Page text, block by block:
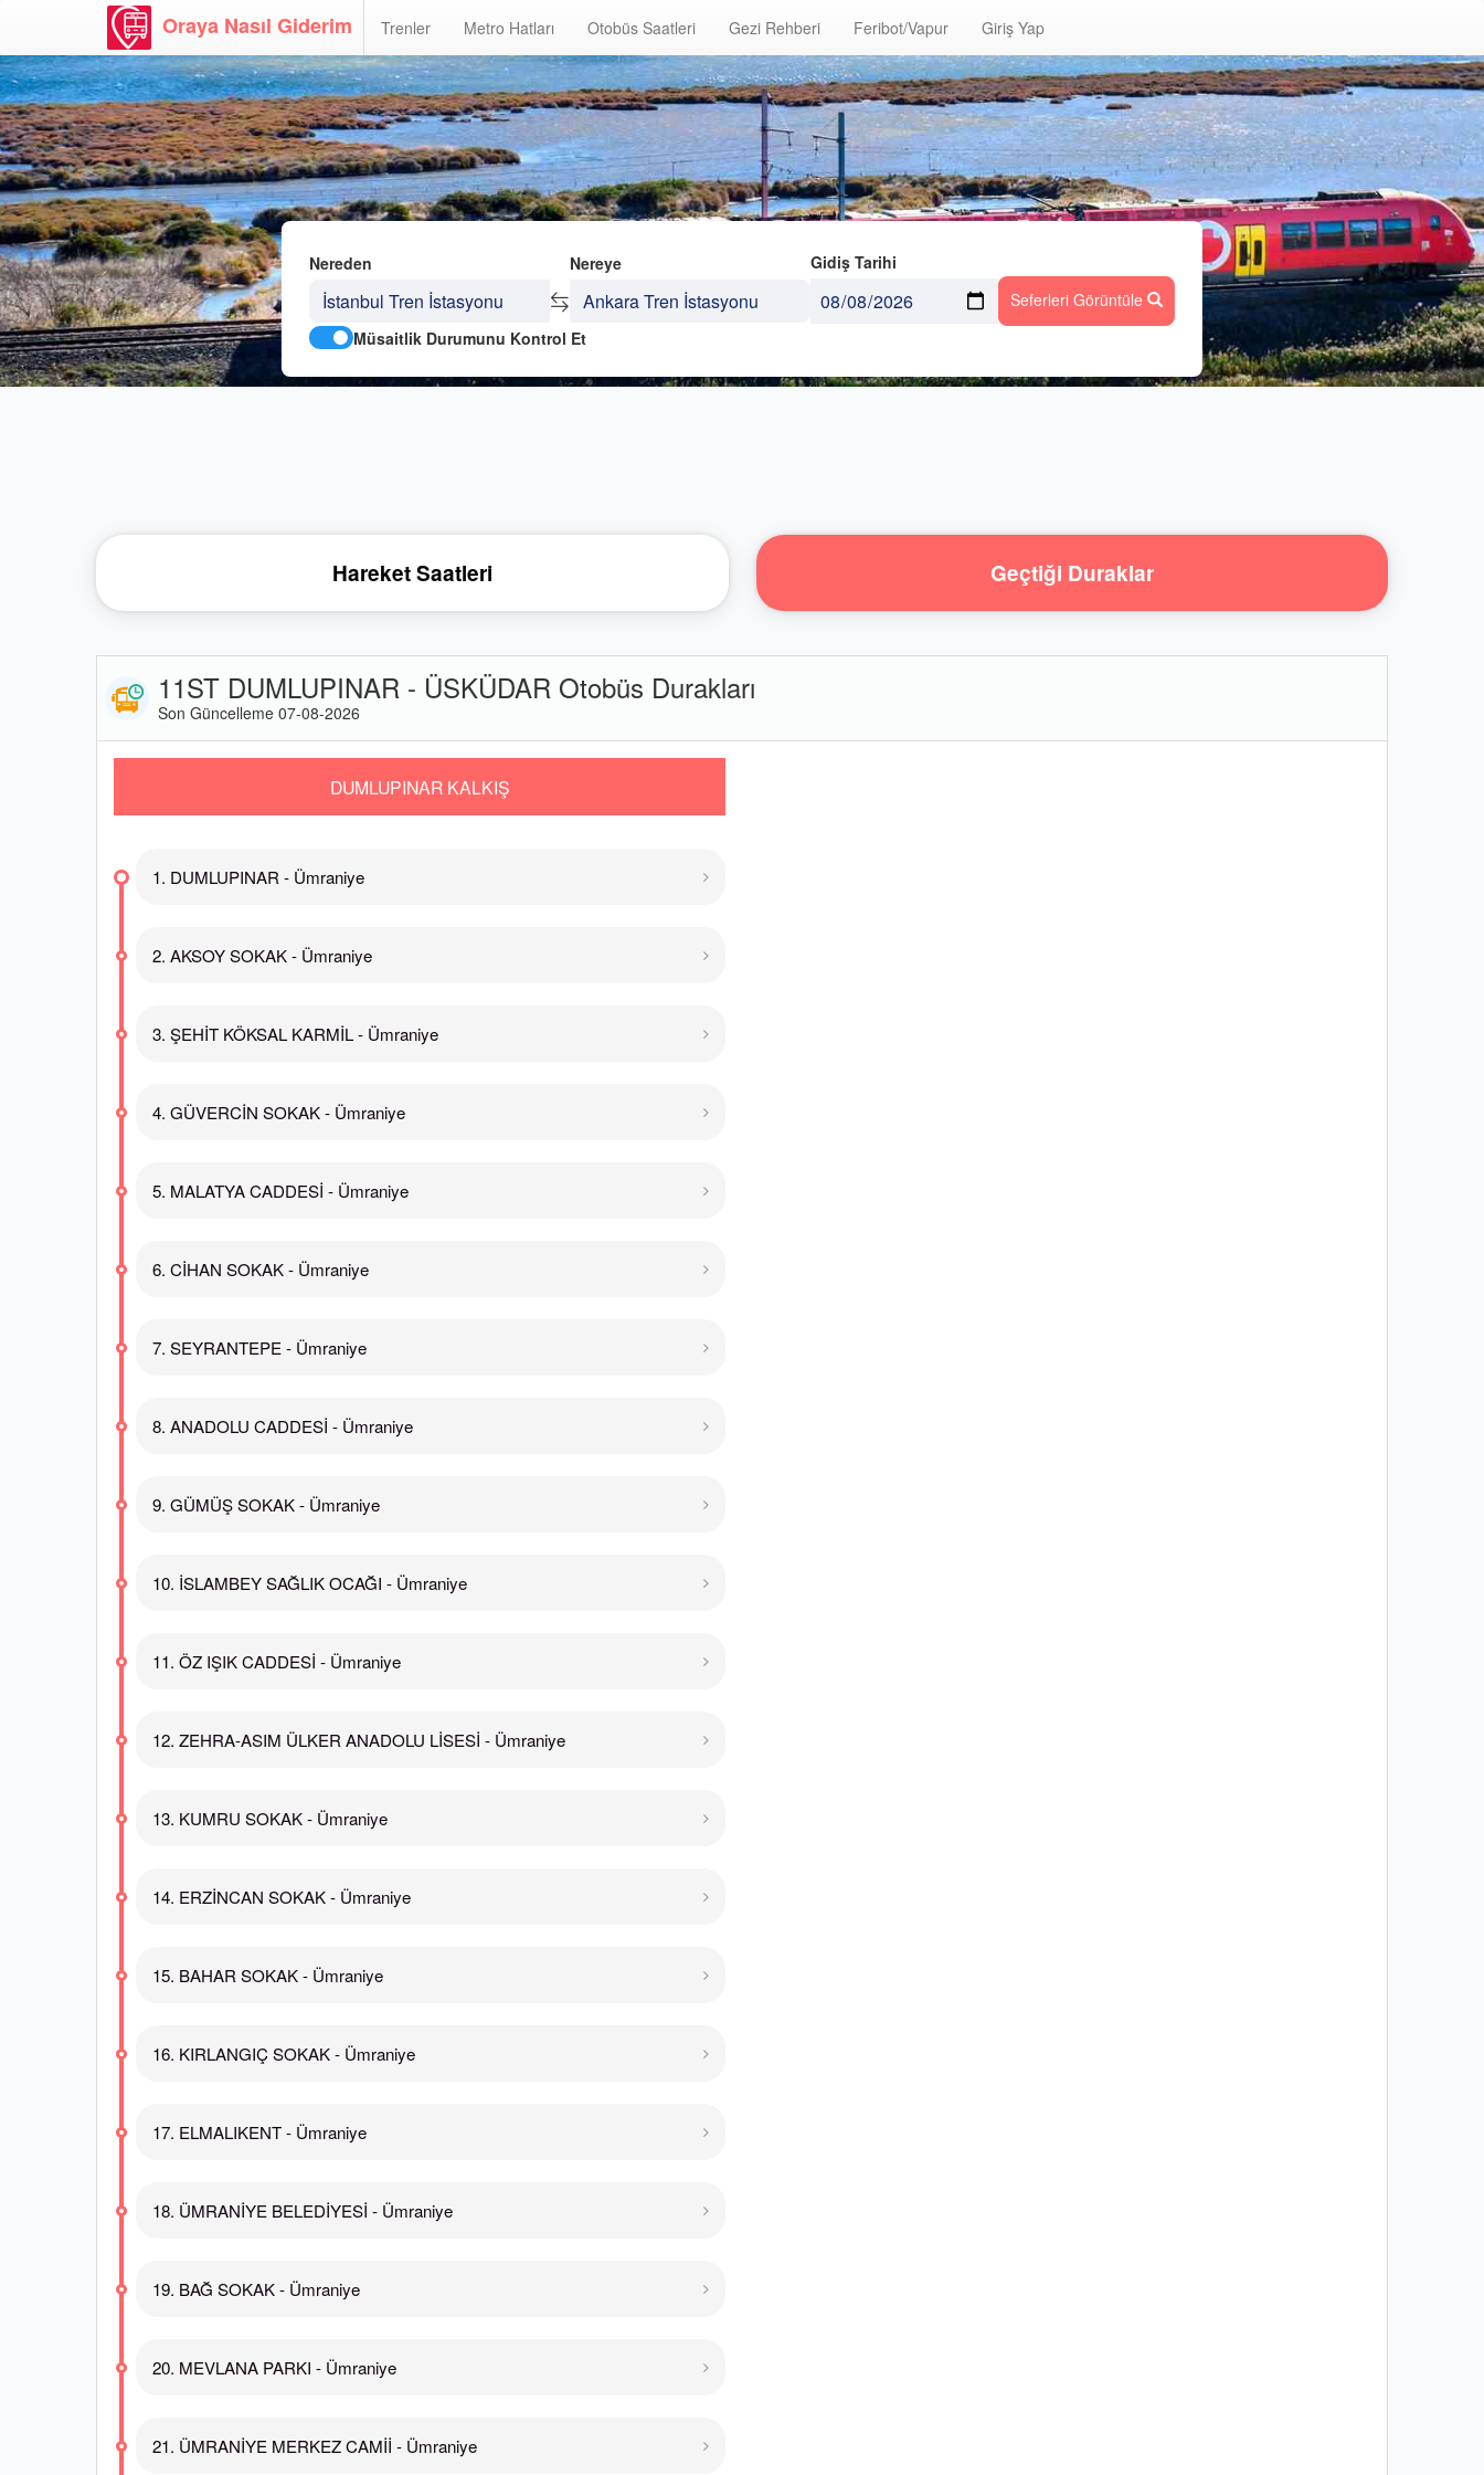
Oraya Nasıl Giderim Trenler Metro Hatları Otobüs Saatleri Gezi Rehberi Feribot/Vapur Giriş Yap
Nereden Nereye
Gidiş Tarihi
Seferleri Görüntüle
Müsaitlik Durumunu Kontrol Et
Hareket Saatleri Geçtiği Duraklar
11ST DUMLUPINAR - ÜSKÜDAR Otobüs Durakları
Son Güncelleme 07-08-2026
DUMLUPINAR KALKIŞ
1. DUMLUPINAR - Ümraniye
2. AKSOY SOKAK - Ümraniye
3. ŞEHİT KÖKSAL KARMİL - Ümraniye
4. GÜVERCİN SOKAK - Ümraniye
5. MALATYA CADDESİ - Ümraniye
6. CİHAN SOKAK - Ümraniye
7. SEYRANTEPE - Ümraniye
8. ANADOLU CADDESİ - Ümraniye
9. GÜMÜŞ SOKAK - Ümraniye
10. İSLAMBEY SAĞLIK OCAĞI - Ümraniye
11. ÖZ IŞIK CADDESİ - Ümraniye
12. ZEHRA-ASIM ÜLKER ANADOLU LİSESİ - Ümraniye
13. KUMRU SOKAK - Ümraniye
14. ERZİNCAN SOKAK - Ümraniye
15. BAHAR SOKAK - Ümraniye
16. KIRLANGIÇ SOKAK - Ümraniye
17. ELMALIKENT - Ümraniye
18. ÜMRANİYE BELEDİYESİ - Ümraniye
19. BAĞ SOKAK - Ümraniye
20. MEVLANA PARKI - Ümraniye
21. ÜMRANİYE MERKEZ CAMİİ - Ümraniye